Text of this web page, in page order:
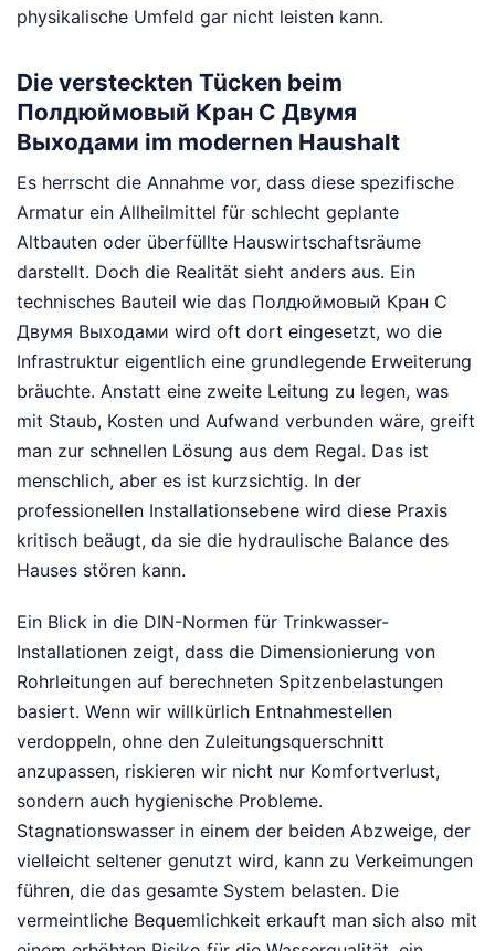
physikalische Umfeld gar nicht leisten kann.
Die versteckten Tücken beim
Полдюймовый Кран С Двумя
Выходами im modernen Haushalt
Es herrscht die Annahme vor, dass diese spezifische
Armatur ein Allheilmittel für schlecht geplante
Altbauten oder überfüllte Hauswirtschaftsräume
darstellt. Doch die Realität sieht anders aus. Ein
technisches Bauteil wie das Полдюймовый Кран С
Двумя Выходами wird oft dort eingesetzt, wo die
Infrastruktur eigentlich eine grundlegende Erweiterung
bräuchte. Anstatt eine zweite Leitung zu legen, was
mit Staub, Kosten und Aufwand verbunden wäre, greift
man zur schnellen Lösung aus dem Regal. Das ist
menschlich, aber es ist kurzsichtig. In der
professionellen Installationsebene wird diese Praxis
kritisch beäugt, da sie die hydraulische Balance des
Hauses stören kann.
Ein Blick in die DIN-Normen für Trinkwasser-
Installationen zeigt, dass die Dimensionierung von
Rohrleitungen auf berechneten Spitzenbelastungen
basiert. Wenn wir willkürlich Entnahmestellen
verdoppeln, ohne den Zuleitungsquerschnitt
anzupassen, riskieren wir nicht nur Komfortverlust,
sondern auch hygienische Probleme.
Stagnationswasser in einem der beiden Abzweige, der
vielleicht seltener genutzt wird, kann zu Verkeimungen
führen, die das gesamte System belasten. Die
vermeintliche Bequemlichkeit erkauft man sich also mit